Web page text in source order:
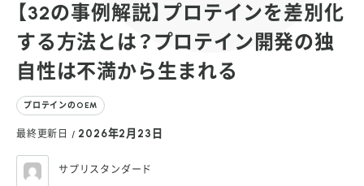
【32の事例解説】プロテインを差別化
する方法とは？プロテイン開発の独
自性は不満から生まれる
プロテインのOEM
最終更新日 / 2026年2月23日
サプリスタンダード